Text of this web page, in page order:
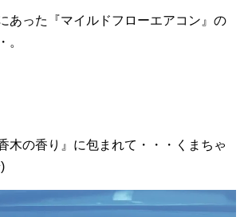
あった『マイルドフローエアコン』の
。
木の香り』に包まれて・・・くまちゃ